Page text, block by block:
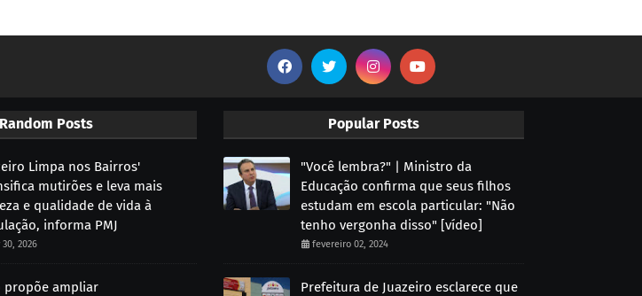
Random Posts
Limpa nos Bairros'
mutirões e leva mais
e qualidade de vida à
informa PMJ
30, 2026
propõe ampliar
Popular Posts
"Você lembra?" | Ministro da
Educação confirma que seus filhos
estudam em escola particular: "Não
tenho vergonha disso" [vídeo]
fevereiro 02, 2024
Prefeitura de Juazeiro esclarece que